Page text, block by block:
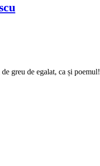
greu de egalat, ca și poemul!